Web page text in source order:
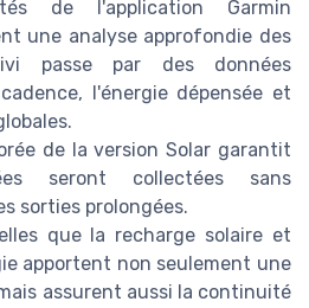
de l'application Garmin
une analyse approfondie des
passe par des données
l'énergie dépensée et
de la version Solar garantit
seront collectées sans
sorties prolongées.
que la recharge solaire et
apportent non seulement une
assurent aussi la continuité